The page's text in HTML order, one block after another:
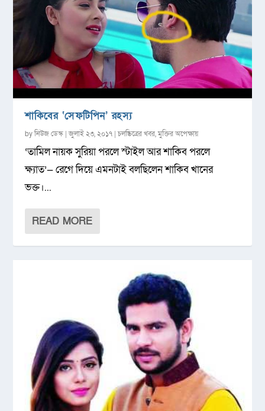
শাকিবের ‘সেফটিপিন’ রহস্য
byনিউজ ডেস্ক |জুলাই ২৩, ২০১৭ |চলচ্চিত্রের খবর,মুক্তির অপেক্ষায়
‘তামিল নায়ক সুরিয়া পরলে স্টাইল আর শাকিব পরলে
ক্ষ্যাত’— রেগে দিয়ে এমনটাই বলছিলেন শাকিব খানের
ভক্ত।...
READ MORE